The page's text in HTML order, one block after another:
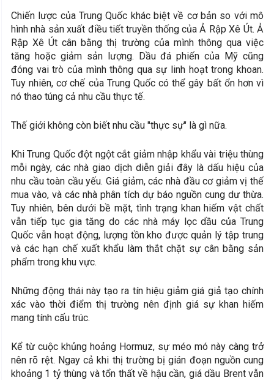
Chiến lược của Trung Quốc khác biệt về cơ bản so với mô
hình nhà sản xuất điều tiết truyền thống của Ả Rập Xê Út. Ả
Rập Xê Út cân bằng thị trường của mình thông qua việc
tăng hoặc giảm sản lượng. Dầu đá phiến của Mỹ cũng
đóng vai trò của mình thông qua sự linh hoạt trong khoan.
Tuy nhiên, cơ chế của Trung Quốc có thể gây bất ổn hơn vì
nó thao túng cả nhu cầu thực tế.
Thế giới không còn biết nhu cầu "thực sự" là gì nữa.
Khi Trung Quốc đột ngột cắt giảm nhập khẩu vài triệu thùng
mỗi ngày, các nhà giao dịch diễn giải đây là dấu hiệu của
nhu cầu toàn cầu yếu. Giá giảm, các nhà đầu cơ giảm vị thế
mua vào, và các nhà phân tích dự báo nguồn cung dư thừa.
Tuy nhiên, bên dưới bề mặt, tình trạng khan hiếm vật chất
vẫn tiếp tục gia tăng do các nhà máy lọc dầu của Trung
Quốc vẫn hoạt động, lượng tồn kho được quản lý tập trung
và các hạn chế xuất khẩu làm thắt chặt sự cân bằng sản
phẩm trong khu vực.
Những động thái này tạo ra tín hiệu giảm giá giả tạo chính
xác vào thời điểm thị trường nên định giá sự khan hiếm
mang tính cấu trúc.
Kể từ cuộc khủng hoảng Hormuz, sự méo mó này càng trở
nên rõ rệt. Ngay cả khi thị trường bị gián đoạn nguồn cung
khoảng 1 tỷ thùng và tổn thất về hậu cần, giá dầu Brent vẫn